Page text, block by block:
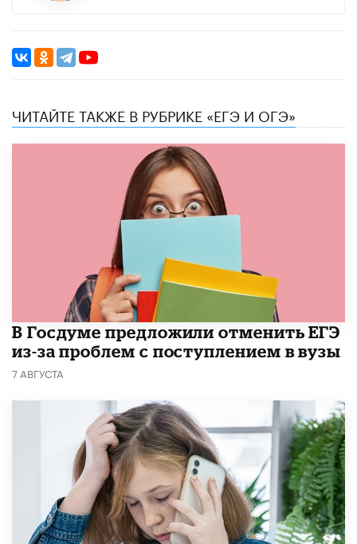
ЧИТАЙТЕ ТАКЖЕ В РУБРИКЕ «ЕГЭ И ОГЭ»
В Госдуме предложили отменить ЕГЭ
из-за проблем с поступлением в вузы
7 АВГУСТА